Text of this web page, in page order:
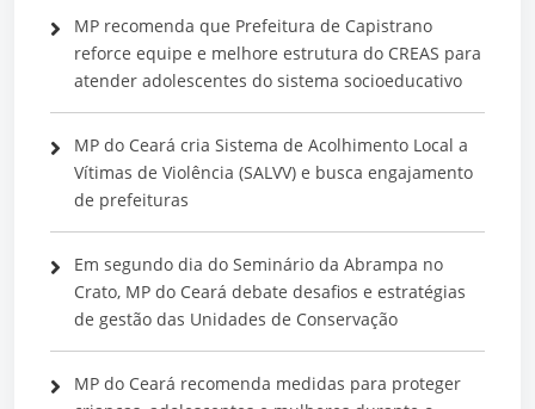
MP recomenda que Prefeitura de Capistrano
reforce equipe e melhore estrutura do CREAS para
atender adolescentes do sistema socioeducativo
MP do Ceará cria Sistema de Acolhimento Local a
Vítimas de Violência (SALVV) e busca engajamento
de prefeituras
Em segundo dia do Seminário da Abrampa no
Crato, MP do Ceará debate desafios e estratégias
de gestão das Unidades de Conservação
MP do Ceará recomenda medidas para proteger